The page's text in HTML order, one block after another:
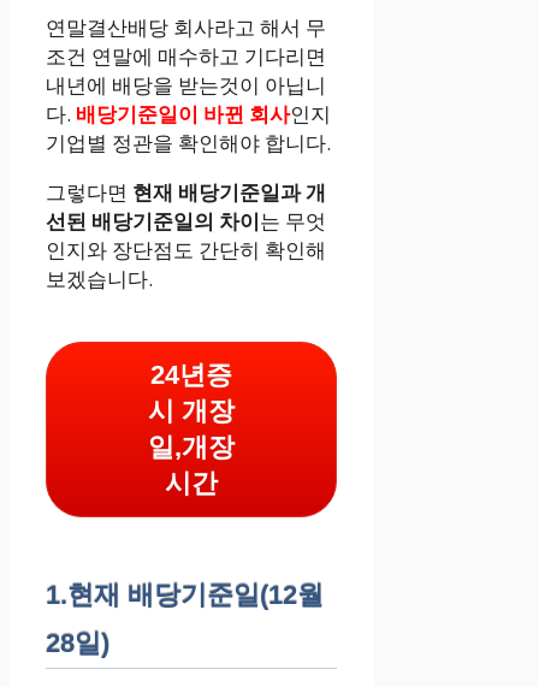
연말결산배당 회사라고 해서 무
조건 연말에 매수하고 기다리면
내년에 배당을 받는것이 아닙니
다. 배당기준일이 바뀐 회사인지
기업별 정관을 확인해야 합니다.
그렇다면 현재 배당기준일과 개
선된 배당기준일의 차이는 무엇
인지와 장단점도 간단히 확인해
보겠습니다.
24년증
시 개장
일,개장
시간
1.현재 배당기준일(12월
28일)